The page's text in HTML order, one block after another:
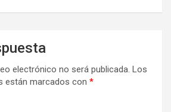
electrónico no será publicada. Los
están marcados con *